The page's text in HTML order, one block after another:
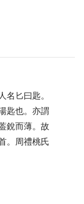
名匕曰匙。
匙也。亦謂
銳而薄。故
。周禮桃氏